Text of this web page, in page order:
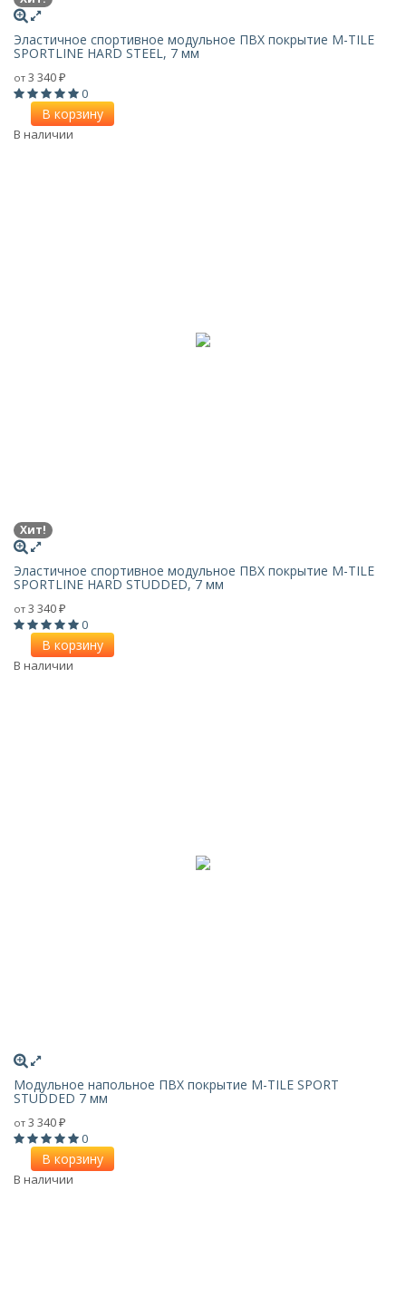
Эластичное спортивное модульное ПВХ покрытие M-TILE
SPORTLINE HARD STEEL, 7 мм
от 3 340 ₽
0
В корзину
В наличии
Хит!
Эластичное спортивное модульное ПВХ покрытие M-TILE
SPORTLINE HARD STUDDED, 7 мм
от 3 340 ₽
0
В корзину
В наличии
Модульное напольное ПВХ покрытие M-TILE SPORT
STUDDED 7 мм
от 3 340 ₽
0
В корзину
В наличии